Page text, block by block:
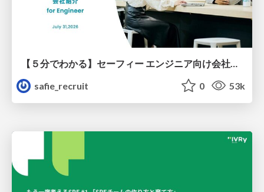
safie_recruit
0 53k